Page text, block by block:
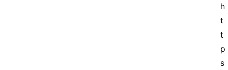
h
t
t
p
s